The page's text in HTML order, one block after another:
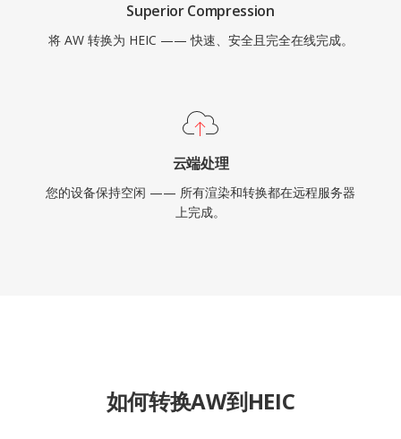
Superior Compression
将 AW 转换为 HEIC —— 快速、安全且完全在线完成。
云端处理
您的设备保持空闲 —— 所有渲染和转换都在远程服务器
上完成。
如何转换AW到HEIC